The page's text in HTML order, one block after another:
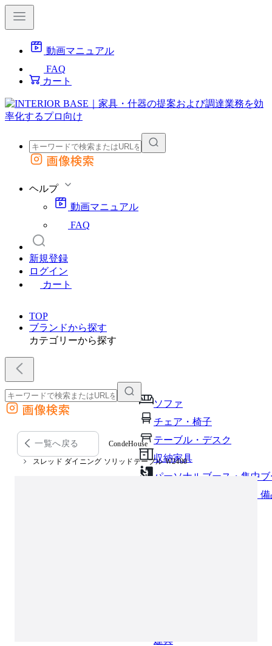
動画マニュアル
FAQ
カート
外部サイトの商品をカートに追加
画像検索
ヘルプ
動画マニュアル
FAQ
新規登録
ログイン
カート
TOP
ブランドから探す
カテゴリーから探す
ソファ
チェア・椅子
テーブル・デスク
収納家具
パーソナルブース・集中
オフィスアクセサリー・
建具
外部サイトの商品をカートに追加
他のサイトで見つけた商品ページのURLを貼り付けて、カートに追加できます
画像検索
一覧へ戻る CondeHouse
スレッド ダイニング ソリッドテーブル W2400